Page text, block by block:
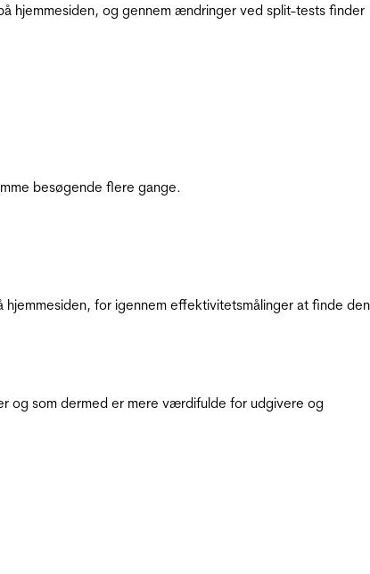
hjemmesiden, og gennem ændringer ved split-tests finder
besøgende flere gange.
for igennem effektivitetsmålinger at finde den
og som dermed er mere værdifulde for udgivere og